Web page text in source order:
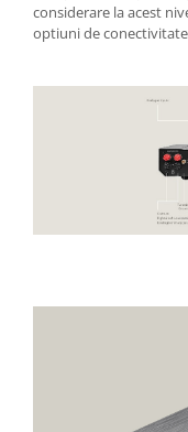
considerare la acest
optiuni de